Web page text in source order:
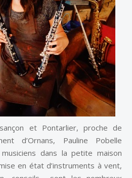
et Pontarlier, proche de
d’Ornans, Pauline Pobelle
dans la petite maison
en état d’instruments à vent,